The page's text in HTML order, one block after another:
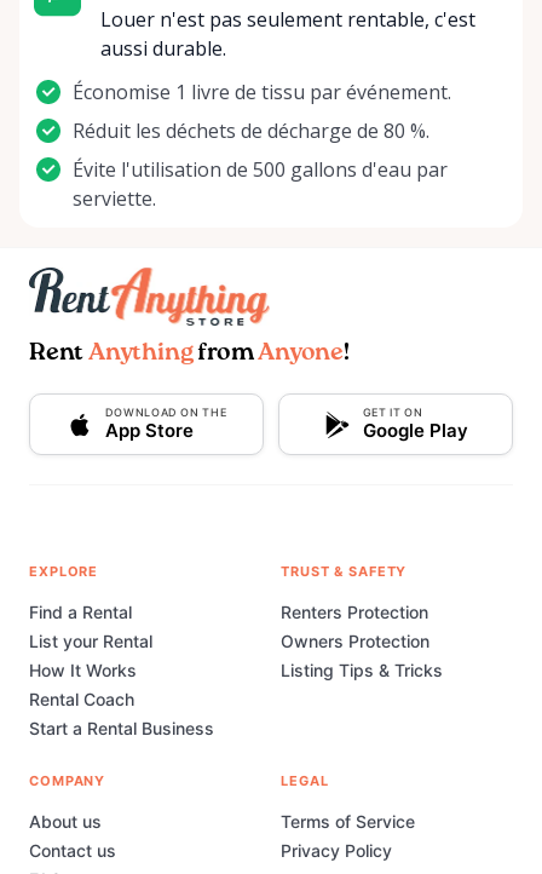
Louer n'est pas seulement rentable, c'est
aussi durable.
Économise 1 livre de tissu par événement.
Réduit les déchets de décharge de 80 %.
Évite l'utilisation de 500 gallons d'eau par
serviette.
Rent AnythingfromAnyone!
DOWNLOAD ON THE
App Store
GET IT ON
Google Play
EXPLORE
Find a Rental
List your Rental
How It Works
Rental Coach
Start a Rental Business
TRUST & SAFETY
Renters Protection
Owners Protection
Listing Tips & Tricks
COMPANY
About us
Contact us
LEGAL
Terms of Service
Privacy Policy